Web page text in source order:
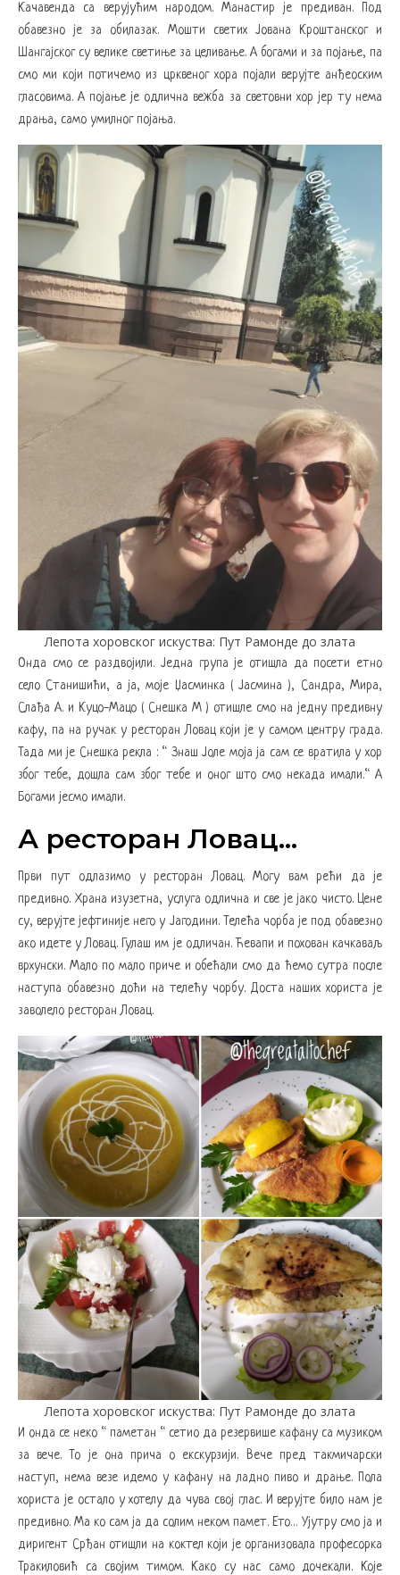
Качавенда са верујућим народом. Манастир је предиван. Под
обавезно је за обилазак. Мошти светих Јована Кроштанског и
Шангајског су велике светиње за целивање. А богами и за појање, па
смо ми који потичемо из црквеног хора појали верујте анђеоским
гласовима. А појање је одлична вежба за световни хор јер ту нема
драња, само умилног појања.
Лепота хоровског искуства: Пут Рамонде до злата
Онда смо се раздвојили. Једна група је отишла да посети етно
село Станишићи, а ја, моје Џасминка ( Јасмина ), Сандра, Мира,
Слађа А. и Куцо-Мацо ( Снешка М ) отишле смо на једну предивну
кафу, па на ручак у ресторан Ловац који је у самом центру града.
Тада ми је Снешка рекла : “ Знаш Јоле моја ја сам се вратила у хор
због тебе, дошла сам због тебе и оног што смо некада имали.“ А
Богами јесмо имали.
А ресторан Ловац…
Први пут одлазимо у ресторан Ловац. Могу вам рећи да је
предивно. Храна изузетна, услуга одлична и све је јако чисто. Цене
су, верујте јефтиније него у Јагодини. Телећа чорба је под обавезно
ако идете у Ловац. Гулаш им је одличан. Ћевапи и похован качкаваљ
врхунски. Мало по мало приче и обећали смо да ћемо сутра после
наступа обавезно доћи на телећу чорбу. Доста наших хориста је
заволело ресторан Ловац.
Лепота хоровског искуства: Пут Рамонде до злата
И онда се неко “ паметан “ сетио да резервише кафану са музиком
за вече. То је она прича о екскурзији. Вече пред такмичарски
наступ, нема везе идемо у кафану на ладно пиво и драње. Пола
хориста је остало у хотелу да чува свој глас. И верујте било нам је
предивно. Ма ко сам ја да солим неком памет. Ето… Ујутру смо ја и
диригент Срђан отишли на коктел који је организовала професорка
Тракиловић са својим тимом. Како су нас само дочекали. Које